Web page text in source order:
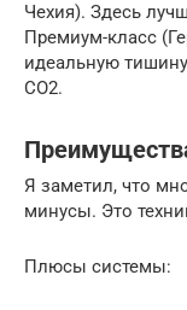
Чехия). Здесь
Премиум-класс
идеальную
CO2.
Я заметил, что
минусы. Это
Плюсы системы: